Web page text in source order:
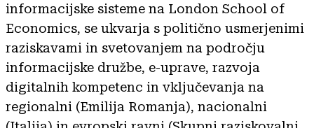
informacijske sisteme na London School of
Economics, se ukvarja s politično usmerjenimi
raziskavami in svetovanjem na področju
informacijske družbe, e-uprave, razvoja
digitalnih kompetenc in vključevanja na
regionalni (Emilija Romanja), nacionalni